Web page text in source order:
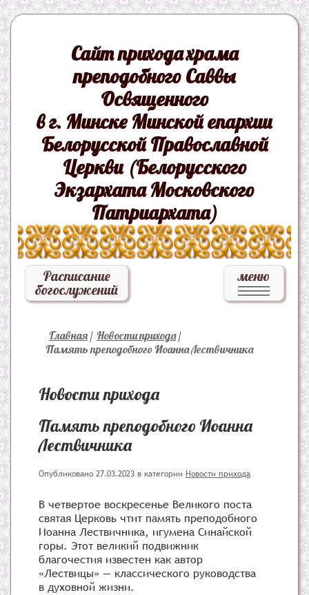
Сайт прихода храма
преподобного Саввы
Освященного
в г. Минске Минской епархии
Белорусской Православной
Церкви (Белорусского
Экзархата Московского
Патриархата)
Расписание
богослужений
меню
Главная / Новости прихода /
Память преподобного Иоанна Лествичника
Новости прихода
Память преподобного Иоанна
Лествичника
Опубликовано 27.03.2023 в категории Новости прихода
В четвертое воскресенье Великого поста
святая Церковь чтит память преподобного
Иоанна Лествичника, игумена Синайской
горы. Этот великий подвижник
благочестия известен как автор
«Лествицы» — классического руководства
в духовной жизни.